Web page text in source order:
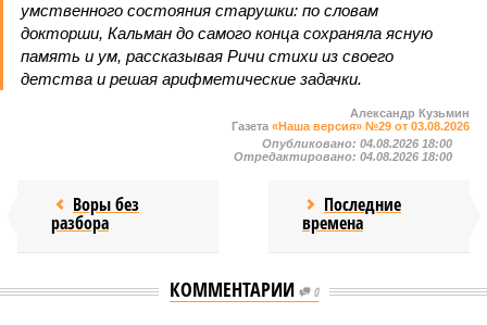
умственного состояния старушки: по словам
докторши, Кальман до самого конца сохраняла ясную
память и ум, рассказывая Ричи стихи из своего
детства и решая арифметические задачки.
Александр Кузьмин
Газета «Наша версия» №29 от 03.08.2026
Опубликовано: 04.08.2026 18:00
Отредактировано: 04.08.2026 18:00
Воры без
разбора
Последние
времена
КОММЕНТАРИИ 0